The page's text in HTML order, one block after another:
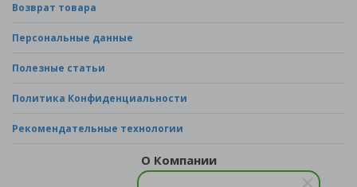
Возврат товара
Персональные данные
Полезные статьи
Политика Конфиденциальности
Рекомендательные технологии
О Компании